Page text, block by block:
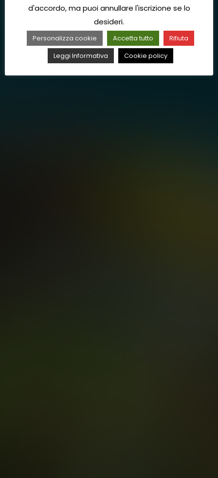
d'accordo, ma puoi annullare l'iscrizione se lo
desideri.
Personalizza cookie Accetta tutto
Rifiuta
Leggi Informativa
Cookie policy